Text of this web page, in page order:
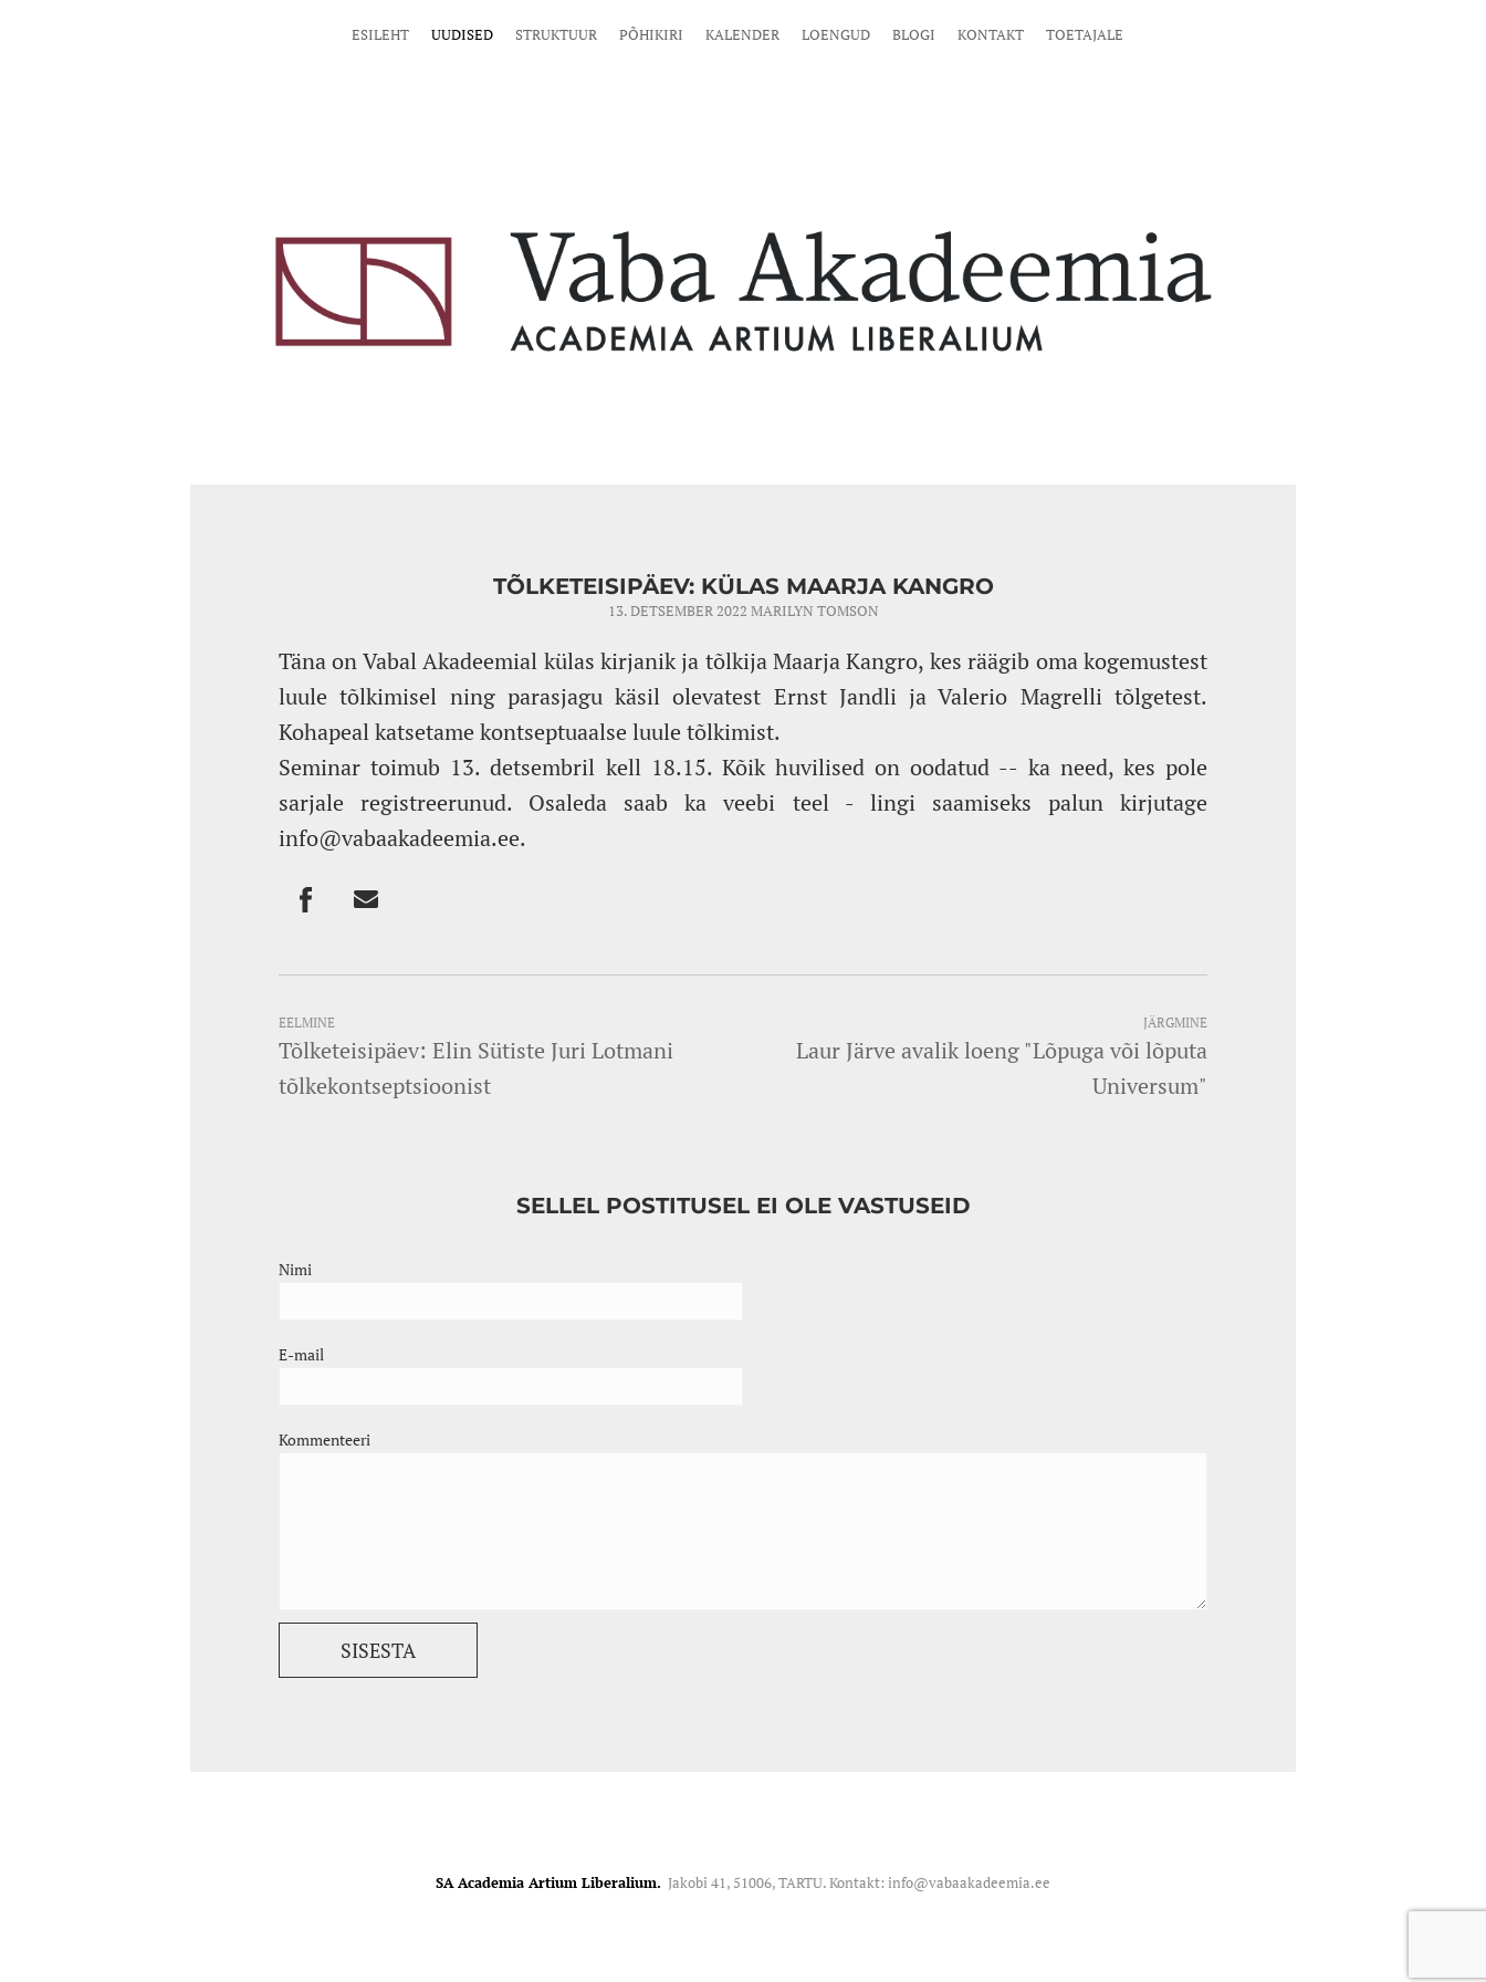
ESILEHT UUDISED STRUKTUUR PÕHIKIRI KALENDER LOENGUD BLOGI KONTAKT TOETAJALE
TÕLKETEISIPÄEV: KÜLAS MAARJA KANGRO
13. DETSEMBER 2022 MARILYN TOMSON
Täna on Vabal Akadeemial külas kirjanik ja tõlkija Maarja Kangro, kes räägib oma kogemustest
luule tõlkimisel ning parasjagu käsil olevatest Ernst Jandli ja Valerio Magrelli tõlgetest.
Kohapeal katsetame kontseptuaalse luule tõlkimist.
Seminar toimub 13. detsembril kell 18.15. Kõik huvilised on oodatud -- ka need, kes pole
sarjale registreerunud. Osaleda saab ka veebi teel - lingi saamiseks palun kirjutage
info@vabaakadeemia.ee.
EELMINE
Tõlketeisipäev: Elin Sütiste Juri Lotmani
tõlkekontseptsioonist
JÄRGMINE
Laur Järve avalik loeng "Lõpuga või lõputa
Universum"
SELLEL POSTITUSEL EI OLE VASTUSEID
Nimi
E-mail
Kommenteeri
SA Academia Artium Liberalium. Jakobi 41, 51006, TARTU. Kontakt: info@vabaakadeemia.ee